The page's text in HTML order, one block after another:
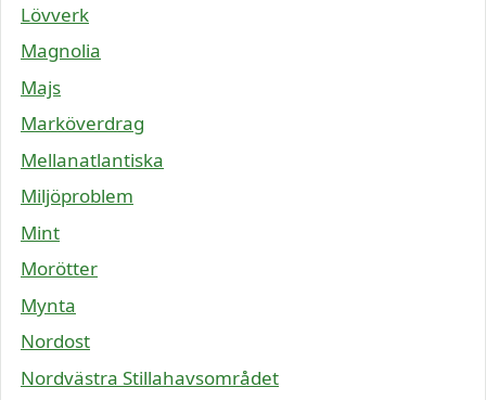
Lövverk
Magnolia
Majs
Marköverdrag
Mellanatlantiska
Miljöproblem
Mint
Morötter
Mynta
Nordost
Nordvästra Stillahavsområdet